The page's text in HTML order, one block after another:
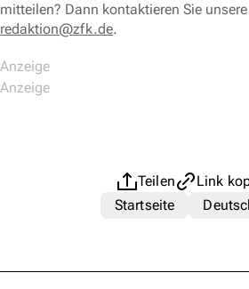
mitteilen? Dann kontaktieren Sie
redaktion@zfk.de.
Teilen
Link
Startseite